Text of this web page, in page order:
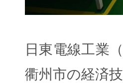
日東電線工業
衢州市の経済